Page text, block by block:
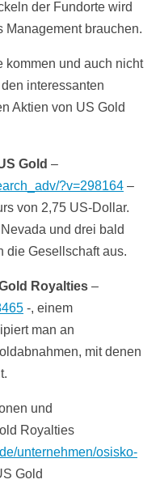
der Fundorte wird
Management brauchen.
kommen und auch nicht
interessanten
Aktien von US Gold
Gold –
?v=298164 –
von 2,75 US-Dollar.
und drei bald
die Gesellschaft aus.
Royalties –
-, einem
man an
mit denen
und
Royalties
unternehmen/osisko-
Gold